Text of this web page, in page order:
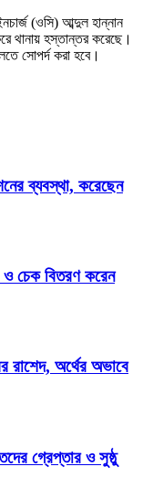
(ওসি) আব্দুল হান্নান
থানায় হস্তান্তর করেছে।
সোপর্দ করা হবে।
ব্যবস্থা, করেছেন
ও চেক বিতরণ করেন
রাশেদ, অর্থের অভাবে
গ্রেপ্তার ও সুষ্ঠু